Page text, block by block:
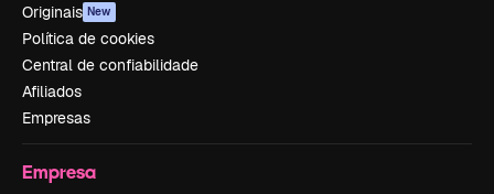
Originais New
Política de cookies
Central de confiabilidade
Afiliados
Empresas
Empresa